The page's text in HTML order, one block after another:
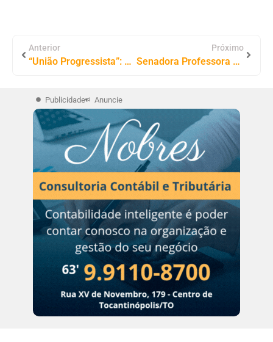
Anterior
“União Progressista”: União Brasil e Progressistas Oficializam Federação e Professora Dorinha Destaca Diálogo
Próximo
Senadora Professora Dorinha destina mais de R$ 11 milhões para construção de Escola de Tempo Integral em Palmeirópolis
Publicidade Anuncie